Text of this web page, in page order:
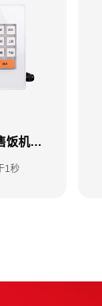
LN-6608C 人脸消费机-售饭机-消费机
1秒